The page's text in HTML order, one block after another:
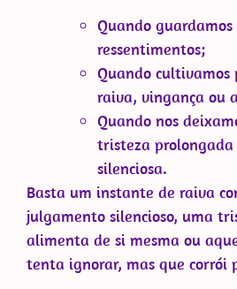
Quando
ressentimentos;
Quando cultivamos
raiva, vingança ou
Quando nos
tristeza prolongada
silenciosa.
Basta um instante de raiva
julgamento silencioso, uma
alimenta de si mesma ou
tenta ignorar, mas que corrói